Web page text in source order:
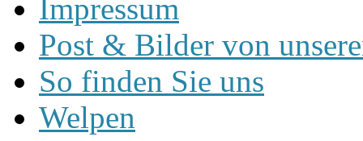
Impressum
Post & Bilder von
So finden Sie uns
Welpen